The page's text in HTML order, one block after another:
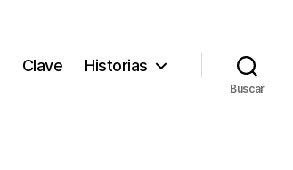
Clave Historias
Buscar